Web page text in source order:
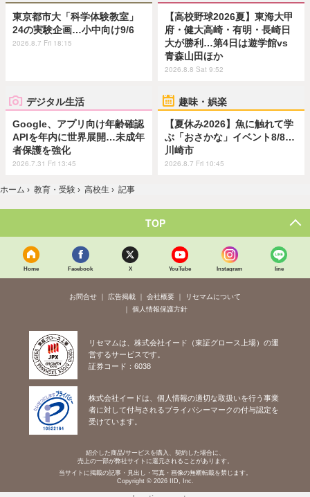
東京都市大「科学体験教室」
24の実験企画…小中向け9/6
2026.8.7 Fri 18:15
【高校野球2026夏】東海大甲
府・健大高崎・有明・長崎日
大が勝利…第4日は遊学館vs
青森山田ほか
2026.8.8 Sat 9:52
デジタル生活
Google、アプリ向け年齢確認
APIを年内に世界展開…未成年
者保護を強化
2026.7.31 Fri 13:45
趣味・娯楽
【夏休み2026】魚に触れて学
ぶ「おさかな」イベント8/8…
川崎市
2026.8.7 Fri 10:45
ホーム › 教育・受験 › 高校生 › 記事
TOP
Home Facebook X YouTube Instagram line
お問合せ 広告掲載 会社概要
リセマムについて
個人情報保護方針
リセマムは、株式会社イード（東証グロース上場）の運
営するサービスです。
証券コード：6038
株式会社イードは、個人情報の適切な取扱いを行う事業
者に対して付与されるプライバシーマークの付与認定を
受けています。
紹介した商品/サービスを購入、契約した場合に、
売上の一部が弊社サイトに還元されることがあります。
当サイトに掲載の記事・見出し・写真・画像の無断転載を禁じます。
Copyright © 2026 IID, Inc.